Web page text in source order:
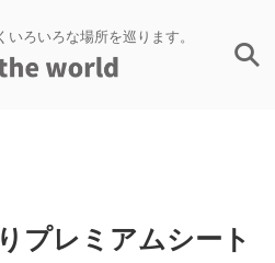
ろいろな場所を巡ります。
プレミアムシート